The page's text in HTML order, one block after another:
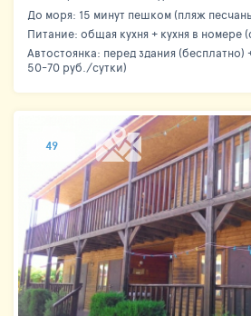
До моря: 15 минут пешком (пляж
Питание: общая кухня + кухня в номере
Автостоянка: перед здания (бесплатно)
50-70 руб./сутки)
49